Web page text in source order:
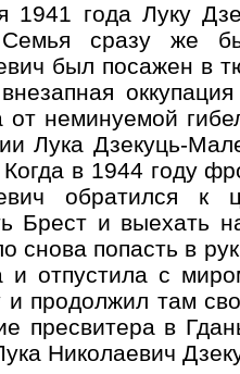
1941 года Луку
сразу же
был посажен в
от неминуемой
Лука Дзекуць-
Когда в 1944 году
обратился к
Брест и выехать
снова попасть в
и отпустила с
продолжил там
пресвитера в
Николаевич